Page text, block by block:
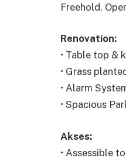
Freehold.
Renovation:
• Table top &
• Grass
• Alarm
• Spacious
Akses:
• Assessible